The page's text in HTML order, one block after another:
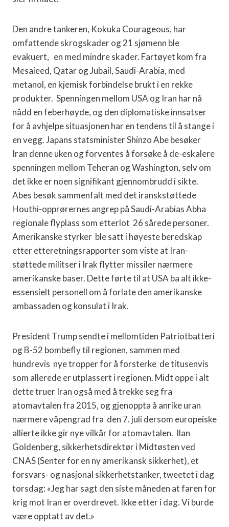
Den andre tankeren, Kokuka Courageous, har
omfattende skrogskader og 21 sjømenn ble
evakuert, en med mindre skader. Fartøyet kom fra
Mesaieed, Qatar og Jubail, Saudi-Arabia, med
metanol, en kjemisk forbindelse brukt i en rekke
produkter. Spenningen mellom USA og Iran har nå
nådd en feberhøyde, og den diplomatiske innsatser
for å avhjelpe situasjonen har en tendens til å stange i
en vegg. Japans statsminister Shinzo Abe besøker
Iran denne uken og forventes å forsøke å de-eskalere
spenningen mellom Teheran og Washington, selv om
det ikke er noen signifikant gjennombrudd i sikte.
Abes besøk sammenfalt med det iranskstøttede
Houthi-opprørernes angrep på Saudi-Arabias Abha
regionale flyplass som etterlot 26 sårede personer.
Amerikanske styrker ble satt i høyeste beredskap
etter etteretningsrapporter som viste at Iran-
støttede militser i Irak flytter missiler nærmere
amerikanske baser. Dette førte til at USA ba alt ikke-
essensielt personell om å forlate den amerikanske
ambassaden og konsulat i Irak.
President Trump sendte i mellomtiden Patriotbatteri
og B-52 bombefly til regionen, sammen med
hundrevis nye tropper for å forsterke de titusenvis
som allerede er utplassert i regionen. Midt oppe i alt
dette truer Iran også med å trekke seg fra
atomavtalen fra 2015, og gjenoppta å anrike uran
nærmere våpengrad fra den 7. juli dersom europeiske
allierte ikke gir nye vilkår for atomavtalen. Ilan
Goldenberg, sikkerhetsdirektør i Midtøsten ved
CNAS (Senter for en ny amerikansk sikkerhet), et
forsvars- og nasjonal sikkerhetstanker, tweetet i dag
torsdag: «Jeg har sagt den siste måneden at faren for
krig mot Iran er overdrevet. Ikke etter i dag. Vi burde
være opptatt av det.»